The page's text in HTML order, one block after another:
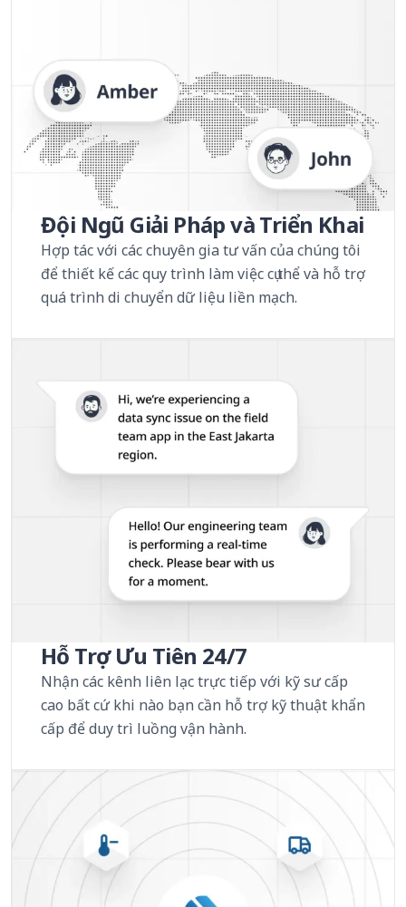
Đội Ngũ Giải Pháp và Triển Khai
Hợp tác với các chuyên gia tư vấn của chúng tôi
để thiết kế các quy trình làm việc cụ thể và hỗ trợ
quá trình di chuyển dữ liệu liền mạch.
Hỗ Trợ Ưu Tiên 24/7
Nhận các kênh liên lạc trực tiếp với kỹ sư cấp
cao bất cứ khi nào bạn cần hỗ trợ kỹ thuật khẩn
cấp để duy trì luồng vận hành.